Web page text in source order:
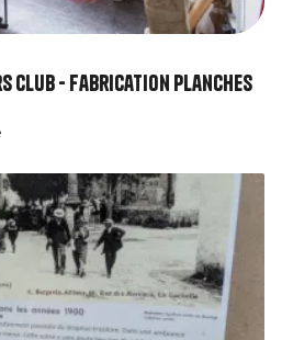
Club - Fabrication planches